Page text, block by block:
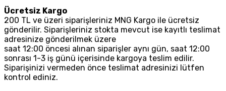
Ücretsiz Kargo
200 TL ve üzeri siparişleriniz MNG Kargo ile ücretsiz
gönderilir. Siparişleriniz stokta mevcut ise kayıtlı teslimat
adresinize gönderilmek üzere
saat 12:00 öncesi alınan siparişler aynı gün, saat 12:00
sonrası 1-3 iş günü içerisinde kargoya teslim edilir.
Siparişinizi vermeden önce teslimat adresinizi lütfen
kontrol ediniz.